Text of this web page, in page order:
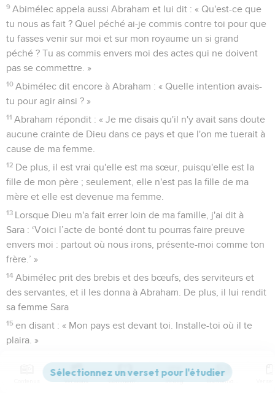
9 Abimélec appela aussi Abraham et lui dit : « Qu'est-ce que
tu nous as fait ? Quel péché ai-je commis contre toi pour que
tu fasses venir sur moi et sur mon royaume un si grand
péché ? Tu as commis envers moi des actes qui ne doivent
pas se commettre. »
10 Abimélec dit encore à Abraham : « Quelle intention avais-
tu pour agir ainsi ? »
11 Abraham répondit : « Je me disais qu'il n'y avait sans doute
aucune crainte de Dieu dans ce pays et que l'on me tuerait à
cause de ma femme.
12 De plus, il est vrai qu'elle est ma sœur, puisqu'elle est la
fille de mon père ; seulement, elle n'est pas la fille de ma
mère et elle est devenue ma femme.
13 Lorsque Dieu m'a fait errer loin de ma famille, j'ai dit à
Sara : ‘Voici l’acte de bonté dont tu pourras faire preuve
envers moi : partout où nous irons, présente-moi comme ton
frère.’ »
14 Abimélec prit des brebis et des bœufs, des serviteurs et
des servantes, et il les donna à Abraham. De plus, il lui rendit
sa femme Sara
15 en disant : « Mon pays est devant toi. Installe-toi où il te
plaira. »
d'argent. Ce sera pour toi comme un voile sur les yeux pour
Versions Commentaires Strong